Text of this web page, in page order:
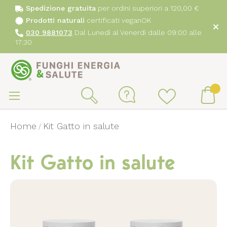
Spedizione gratuita per ordini superiori a 120,00 €
Prodotti naturali certificati veganOK
030 9881073 Dal Lunedì al Venerdì dalle 09:00 alle
17:30
al
Search
Home Kit Gatto in salute
Kit Gatto in salute